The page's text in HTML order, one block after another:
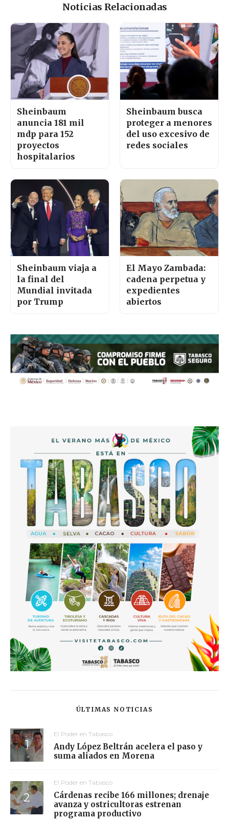
Noticias Relacionadas
Sheinbaum
anuncia 181 mil
mdp para 152
proyectos
hospitalarios
Sheinbaum busca
proteger a menores
del uso excesivo de
redes sociales
Sheinbaum viaja a
la final del
Mundial invitada
por Trump
El Mayo Zambada:
cadena perpetua y
expedientes
abiertos
ÚLTIMAS NOTICIAS
El Poder en Tabasco
Andy López Beltrán acelera el paso y
suma aliados en Morena
El Poder en Tabasco
Cárdenas recibe 166 millones; drenaje
avanza y ostricultoras estrenan
programa productivo